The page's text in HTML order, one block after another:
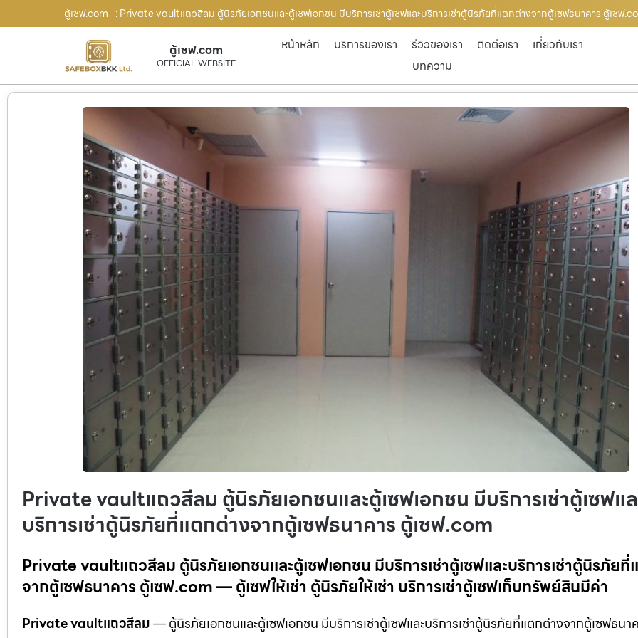
ตู้เซฟ.com : Private vaultแถวสีลม ตู้นิรภัยเอกชนและตู้เซฟเอกชน มีบริการเช่าตู้เซฟและบริการเช่าตู้นิรภัยที่แตกต่างจากตู้เซฟธนาคาร ตู้เซฟ
ตู้เซฟ.com
OFFICIAL WEBSITE
หน้าหลัก บริการของเรา รีวิวของเรา ติดต่อเรา
เกี่ยวกับเรา
บทความ
Private vaultแถวสีลม ตู้นิรภัยเอกชนและตู้เซฟเอกชน มีบริการเช่าตู้เซฟแ
บริการเช่าตู้นิรภัยที่แตกต่างจากตู้เซฟธนาคาร ตู้เซฟ.com
Private vaultแถวสีลม ตู้นิรภัยเอกชนและตู้เซฟเอกชน มีบริการเช่าตู้เซฟและบริการเช่าตู้นิรภัยที่
จากตู้เซฟธนาคาร ตู้เซฟ.com — ตู้เซฟให้เช่า ตู้นิรภัยให้เช่า บริการเช่าตู้เซฟเก็บทรัพย์สินมีค่า
Private vaultแถวสีลม— ตู้นิรภัยเอกชนและตู้เซฟเอกชน มีบริการเช่าตู้เซฟและบริการเช่าตู้นิรภัยที่แตกต่างจากตู้เซฟธนา